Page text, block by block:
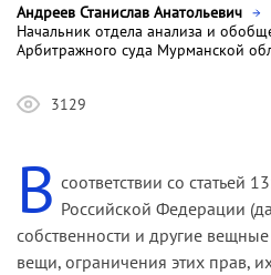
Андреев Станислав Анатольевич
Начальник отдела анализа и
Арбитражного суда Мурманской
3129
В соответствии со статьей
Российской Федерации
собственности и другие
вещи, ограничения этих прав,